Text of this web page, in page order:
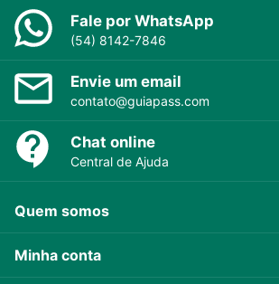
Fale por WhatsApp
(54) 8142-7846
Envie um email
contato@guiapass.com
Chat online
Central de Ajuda
Quem somos
Minha conta